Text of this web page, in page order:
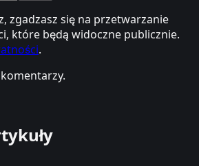
zgadzasz się na przetwarzanie
które będą widoczne publicznie.
.